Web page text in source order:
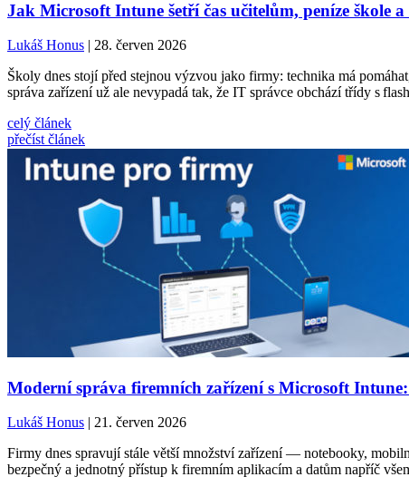
Jak Microsoft Intune šetří čas učitelům, peníze škole
Lukáš Honus | 28. červen 2026
Školy dnes stojí před stejnou výzvou jako firmy: technika má
správa zařízení už ale nevypadá tak, že IT správce obchází třídy s
celý článek
přečíst článek
Moderní správa firemních zařízení s Microsoft
Lukáš Honus | 21. červen 2026
Firmy dnes spravují stále větší množství zařízení — notebooky,
bezpečný a jednotný přístup k firemním aplikacím a datům napříč